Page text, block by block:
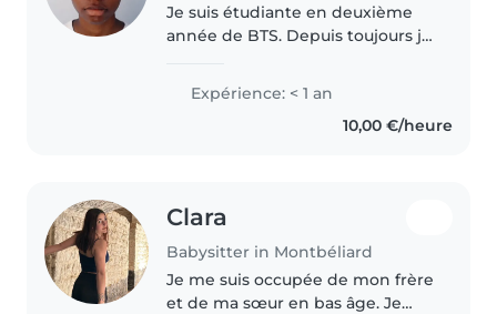
Je suis étudiante en deuxième
année de BTS. Depuis toujours je
de mes petits cousins. Je
cherche un emploi pour une
meilleure stabilité financière..
Expérience: < 1 an
10,00 €/heure
Clara
Babysitter in Montbéliard
Je me suis occupée de mon frère
et de ma sœur en bas âge. Je